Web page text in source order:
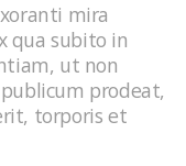
mira
qua subito in
ut non
prodeat,
torporis et